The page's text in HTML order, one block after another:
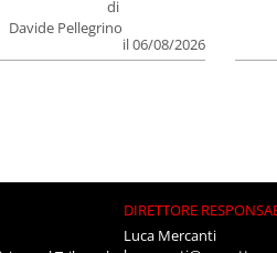
di
Davide Pellegrino
il 06/08/2026
DIRETTORE
Luca Mercanti